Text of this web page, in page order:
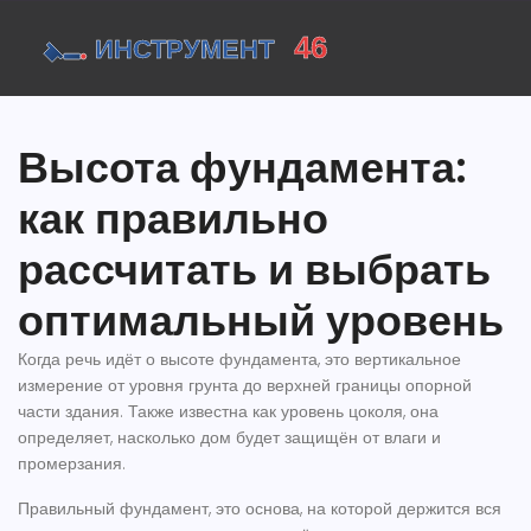
Высота фундамента:
как правильно
рассчитать и выбрать
оптимальный уровень
Когда речь идёт о высоте фундамента, это вертикальное
измерение от уровня грунта до верхней границы опорной
части здания. Также известна как уровень цоколя, она
определяет, насколько дом будет защищён от влаги и
промерзания.
Правильный фундамент, это основа, на которой держится вся